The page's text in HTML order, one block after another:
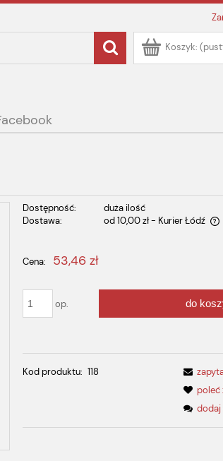
Koszyk:
Dostępność:
duża ilość
Dostawa:
od 10,00 zł - Kurier Łódź
płatności
Cena: 53,46 zł
op.
do
Kod produktu: 118
poleć
dodaj